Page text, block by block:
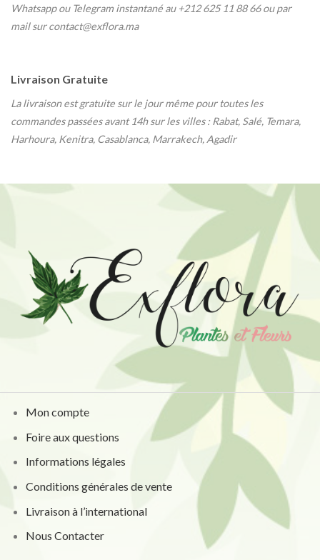
Whatsapp ou Telegram instantané au +212 625 11 88 66 ou par
mail sur contact@exflora.ma
Livraison Gratuite
La livraison est gratuite sur le jour même pour toutes les
commandes passées avant 14h sur les villes : Rabat, Salé, Temara,
Harhoura, Kenitra, Casablanca, Marrakech, Agadir
Mon compte
Foire aux questions
Informations légales
Conditions générales de vente
Livraison à l’international
Nous Contacter